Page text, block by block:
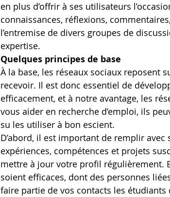
en plus d’offrir à ses utilisateurs
connaissances, réflexions,
l’entremise de divers groupes de
expertise.
Quelques principes de base
À la base, les réseaux sociaux reposent
recevoir. Il est donc essentiel de
efficacement, et à notre avantage, les
vous aider en recherche d’emploi, ils
su les utiliser à bon escient.
D’abord, il est important de remplir
expériences, compétences et projets
mettre à jour votre profil régulièrement.
soient efficaces, dont des personnes
faire partie de vos contacts les étudiants